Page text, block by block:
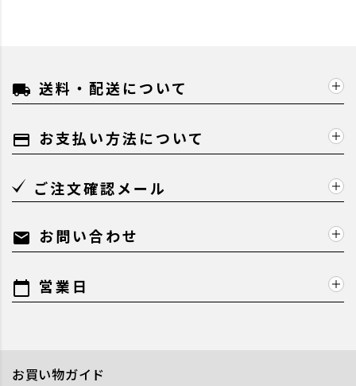
local_shipping 送料・配送について
payment お支払い方法について
ご注文確認メール
mail お問い合わせ
calendar_today 営業日
お買い物ガイド